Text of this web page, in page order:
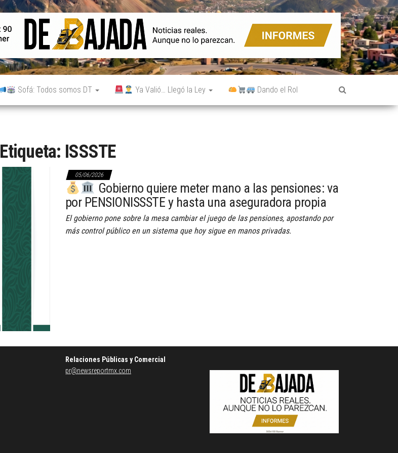
Sofá: Todos somos DT Ya Valió… Llegó la Ley Dando el Rol
Etiqueta: ISSSTE
05/06/2026
Gobierno quiere meter mano a las pensiones: va
por PENSIONISSSTE y hasta una aseguradora propia
El gobierno pone sobre la mesa cambiar el juego de las pensiones, apostando por
más control público en un sistema que hoy sigue en manos privadas.
Relaciones Públicas y Comercial
pr@newsreportmx.com